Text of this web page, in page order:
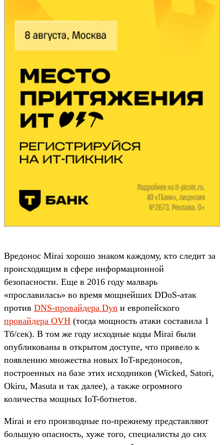
Вредонос Mirai хорошо знаком каждому, кто следит за
происходящим в сфере информационной
безопасности. Еще в 2016 году малварь
«прославилась» во время мощнейших DDoS-атак
против DNS-провайдера Dyn и европейского
провайдера OVH (тогда мощность атаки составила 1
Тб/сек). В том же году исходные коды Mirai были
опубликованы в открытом доступе, что привело к
появлению множества новых IoT-вредоносов,
построенных на базе этих исходников (Wicked, Satori,
Okiru, Masuta и так далее), а также огромного
количества мощных IoT-ботнетов.
Mirai и его производные по-прежнему представляют
большую опасность, хуже того, специалисты до сих